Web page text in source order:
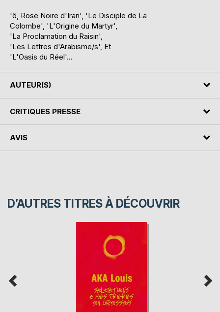
'ô, Rose Noire d'Iran', 'Le Disciple de La
Colombe', 'L'Origine du Martyr',
'La Proclamation du Raisin',
'Les Lettres d'Arabisme/s', Et
'L'Oasis du Réel'...
AUTEUR(S)
CRITIQUES PRESSE
AVIS
D’AUTRES TITRES À DÉCOUVRIR